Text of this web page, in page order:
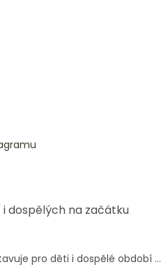
dospělých na začátku
pro děti i dospělé období ...